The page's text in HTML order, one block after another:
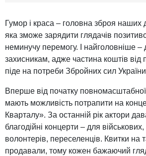
Гумор і краса – головна зброя наших
яка зможе зарядити глядачів
неминучу перемогу. І найголовніше
захисникам, адже частина коштів від
піде на потреби Збройних сил
Вперше від початку
мають можливість потрапити на
Кварталу». За останній рік актори
благодійні концерти – для
волонтерів, переселенців. Квитки на
продавали, тому кожен бажаючий